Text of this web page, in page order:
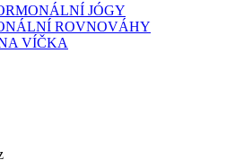
JÓGY
ROVNOVÁHY
VÍČKA